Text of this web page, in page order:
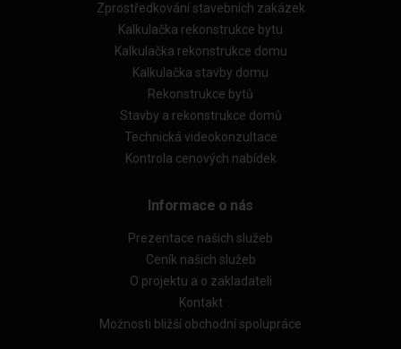
Zprostředkování stavebních zakázek
Kalkulačka rekonstrukce bytu
Kalkulačka rekonstrukce domu
Kalkulačka stavby domu
Rekonstrukce bytů
Stavby a rekonstrukce domů
Technická videokonzultace
Kontrola cenových nabídek
Informace o nás
Prezentace našich služeb
Ceník našich služeb
O projektu a o zakladateli
Kontakt
Možnosti bližší obchodní spolupráce